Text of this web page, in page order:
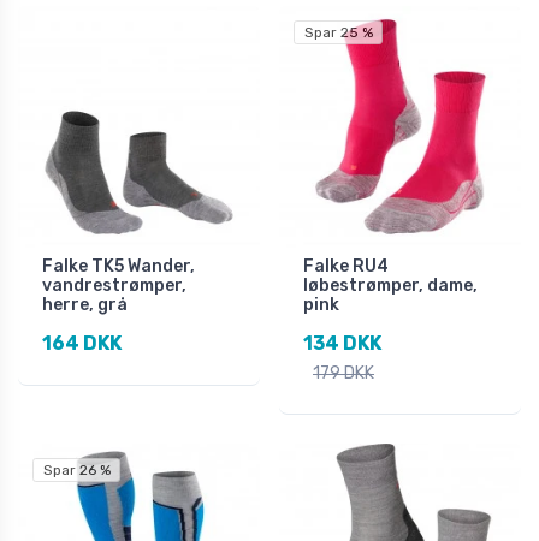
Falke TK5 Wander,
vandrestrømper,
herre, grå
164 DKK
Spar 25 %
Falke RU4
løbestrømper, dame,
pink
134 DKK
179 DKK
Spar 26 %